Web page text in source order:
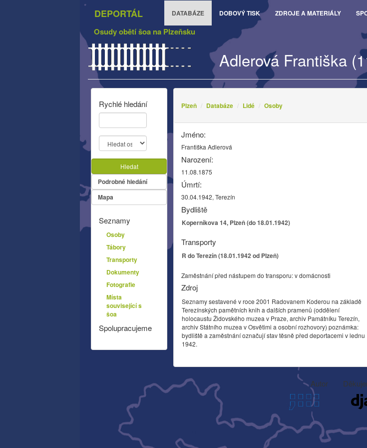
DEPORTÁL DATABÁZE DOBOVÝ TISK ZDROJE A MATERIÁLY
Osudy obětí šoa na Plzeňsku
Adlerová Františka
Plzeň Databáze Lidé Osoby
Jméno:
Františka Adlerová
Narození:
11.08.1875
Úmrtí:
30.04.1942, Terezín
Bydliště
Koperníkova 14, Plzeň (do 18.01.1942)
Transporty
R do Terezín (18.01.1942 od Plzeň)
Zaměstnání před nástupem do transporu: v domácnosti
Zdroj
Seznamy sestavené v roce 2001 Radovanem Koderou na základě
Terezínských pamětních knih a dalších pramenů (oddělení
holocaustu Židovského muzea v Praze, archiv Památníku Terezín,
archiv Státního muzea v Osvětimi a osobní rozhovory) poznámka:
bydliště a zaměstnání označují stav těsně před deportacemi v lednu
1942.
Rychlé hledání
Hledat
Podrobné hledání
Mapa
Seznamy
Osoby
Tábory
Transporty
Dokumenty
Fotografie
Místa
související s
šoa
Spolupracujeme
Autor